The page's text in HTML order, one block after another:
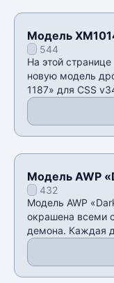
Модель
v34544
На этой
новую модель
1187» для CSS
Модель AWP
432
Модель AWP
окрашена всеми
демона. Каждая